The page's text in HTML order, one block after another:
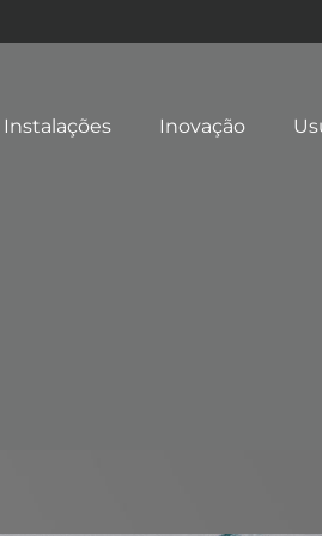
Instalações Inovação